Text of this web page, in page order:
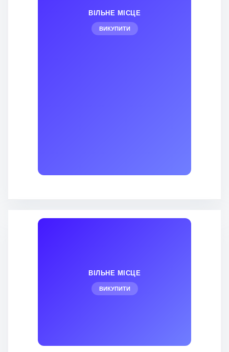
ВІЛЬНЕ МІСЦЕ
ВИКУПИТИ
ВІЛЬНЕ МІСЦЕ
ВИКУПИТИ